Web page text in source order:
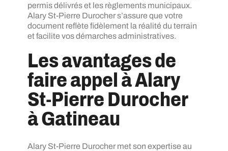
permis délivrés et les règlements municipaux.
Alary St-Pierre Durocher s’assure que votre
document reflète fidèlement la réalité du terrain
et facilite vos démarches administratives.
Les avantages de
faire appel à Alary
St-Pierre Durocher
à Gatineau
Alary St-Pierre Durocher met son expertise au